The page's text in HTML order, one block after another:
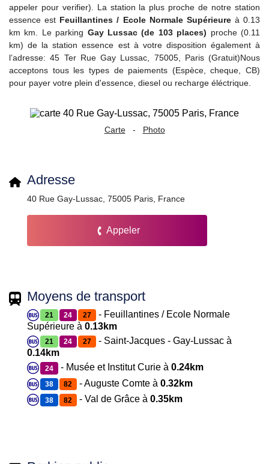
appeler pour verifier). La station la plus proche de notre station
essence est Feuillantines / Ecole Normale Supérieureà 0.13
km km. Le parking Gay Lussac (de 103 places) proche (0.11
km) de la station essence est à votre disposition également à
l’adresse: 45 Ter Rue Gay Lussac, 75005, Paris (Gratuit)Nous
acceptons tous les types de paiements (Espèce, cheque, CB)
pour payer votre plein d'essence, diesel ou recharge éléctrique.
Carte - Photo
Adresse
40 Rue Gay-Lussac, 75005 Paris, France
Appeler
Moyens de transport
21 24 27 - Feuillantines / Ecole Normale
Supérieure à 0.13km
21 24 27 - Saint-Jacques - Gay-Lussac à
0.14km
24 - Musée et Institut Curie à 0.24km
38 82 - Auguste Comte à0.32km
38 82 - Val de Grâce à0.35km